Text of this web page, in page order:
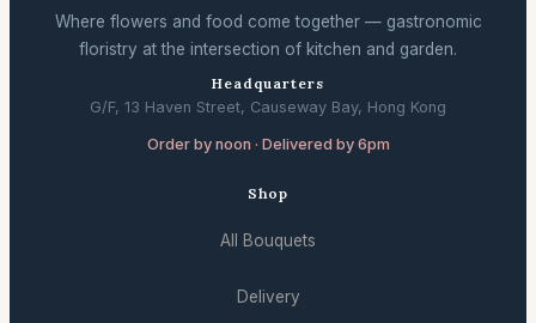
Where flowers and food come together — gastronomic
floristry at the intersection of kitchen and garden.
Headquarters
G/F, 13 Haven Street, Causeway Bay, Hong Kong
Order by noon · Delivered by 6pm
Shop
All Bouquets
Delivery